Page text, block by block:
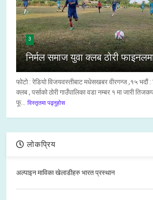
3
निर्मल समाज युवा क्लब ठोरी
फोटो : रेडियो विजयवस्तीबाट मधेसखबर वीरगन्ज ,१५ भदौं :
क्लब , पर्साको ठोरी गाउँपालिका वडा नम्बर १ मा जारी
फू...
विस्तृतमा पढ्नुहोस
लोकप्रिय
अल्पाइन माविका खेलाडीहरु भारत प्रस्थान